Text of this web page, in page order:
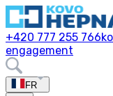
+420 777 255 766
engagement
FR